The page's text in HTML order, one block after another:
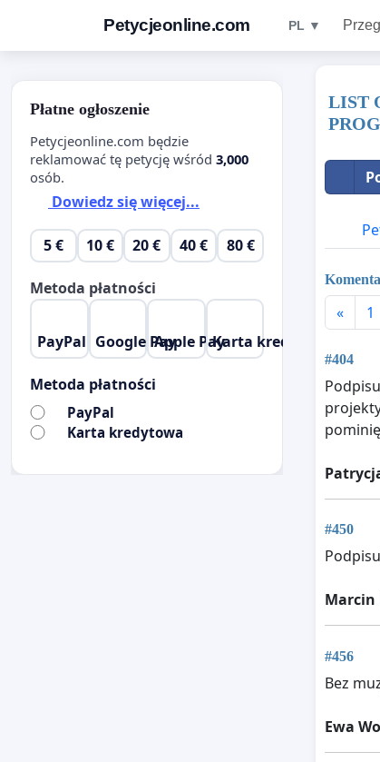
Petycjeonline.com PL ▼
LIST
« 1
#404
#450
#456
Bez
Ewa
Płatne ogłoszenie
Petycjeonline.com będzie
reklamować tę petycję wśród 3,000
osób.
Dowiedz się więcej...
5 € 10 € 20 € 40 € 80 €
Metoda płatności
PayPal Google PayApple PayKarta kredytowa
Metoda płatności
PayPal
Karta kredytowa